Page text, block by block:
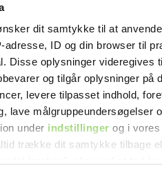
dit samtykke til at
adresse, ID og din browser til
Disse oplysninger videregives
og tilgår oplysninger på
levere tilpasset indhold,
lave målgruppeundersøgelser
under indstillinger og i vores
trække dit samtykke tilbage
Soeren Le